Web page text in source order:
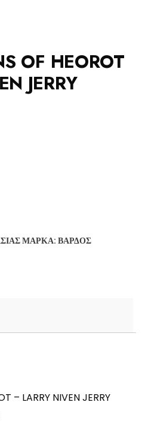
OF HEOROT
JERRY
ΜΆΡΚΑ: ΒΆΡΔΟΣ
– LARRY NIVEN JERRY